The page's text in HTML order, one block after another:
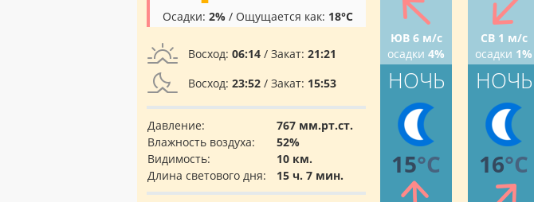
Осадки: 2% / Ощущается как: 18°C
Восход: 06:14 / Закат: 21:21
Восход: 23:52 / Закат: 15:53
Давление:
767 мм.рт.ст.
Влажность воздуха:
52%
Видимость:
10 км.
Длина светового дня:
15 ч. 7 мин.
ЮВ 6 м/с
осадки 4%
НОЧЬ
15°C
СВ 1 м/с
осадки 1%
НОЧЬ
16°C